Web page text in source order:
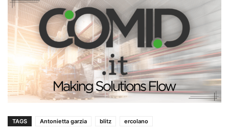
TAGS Antonietta garzia blitz ercolano